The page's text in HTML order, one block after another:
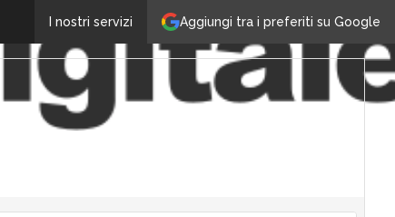
Aggiungi tra i preferiti su Google
I nostri servizi